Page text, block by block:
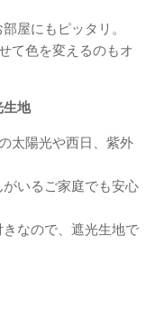
屋にもピッタリ。
て色を変えるのもオ
生地
太陽光や西日、紫外
いるご家庭でも安心
なので、遮光生地で